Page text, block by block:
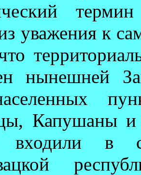
уважения к
ны­нешней
Капушаны
входили в